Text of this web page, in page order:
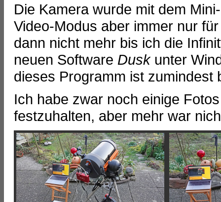
Die Kamera wurde mit dem
Video-Modus aber immer nur
dann nicht mehr bis ich die
neuen Software Duskunter
dieses Programm ist zumindest
Ich habe zwar noch einige
festzuhalten, aber mehr war